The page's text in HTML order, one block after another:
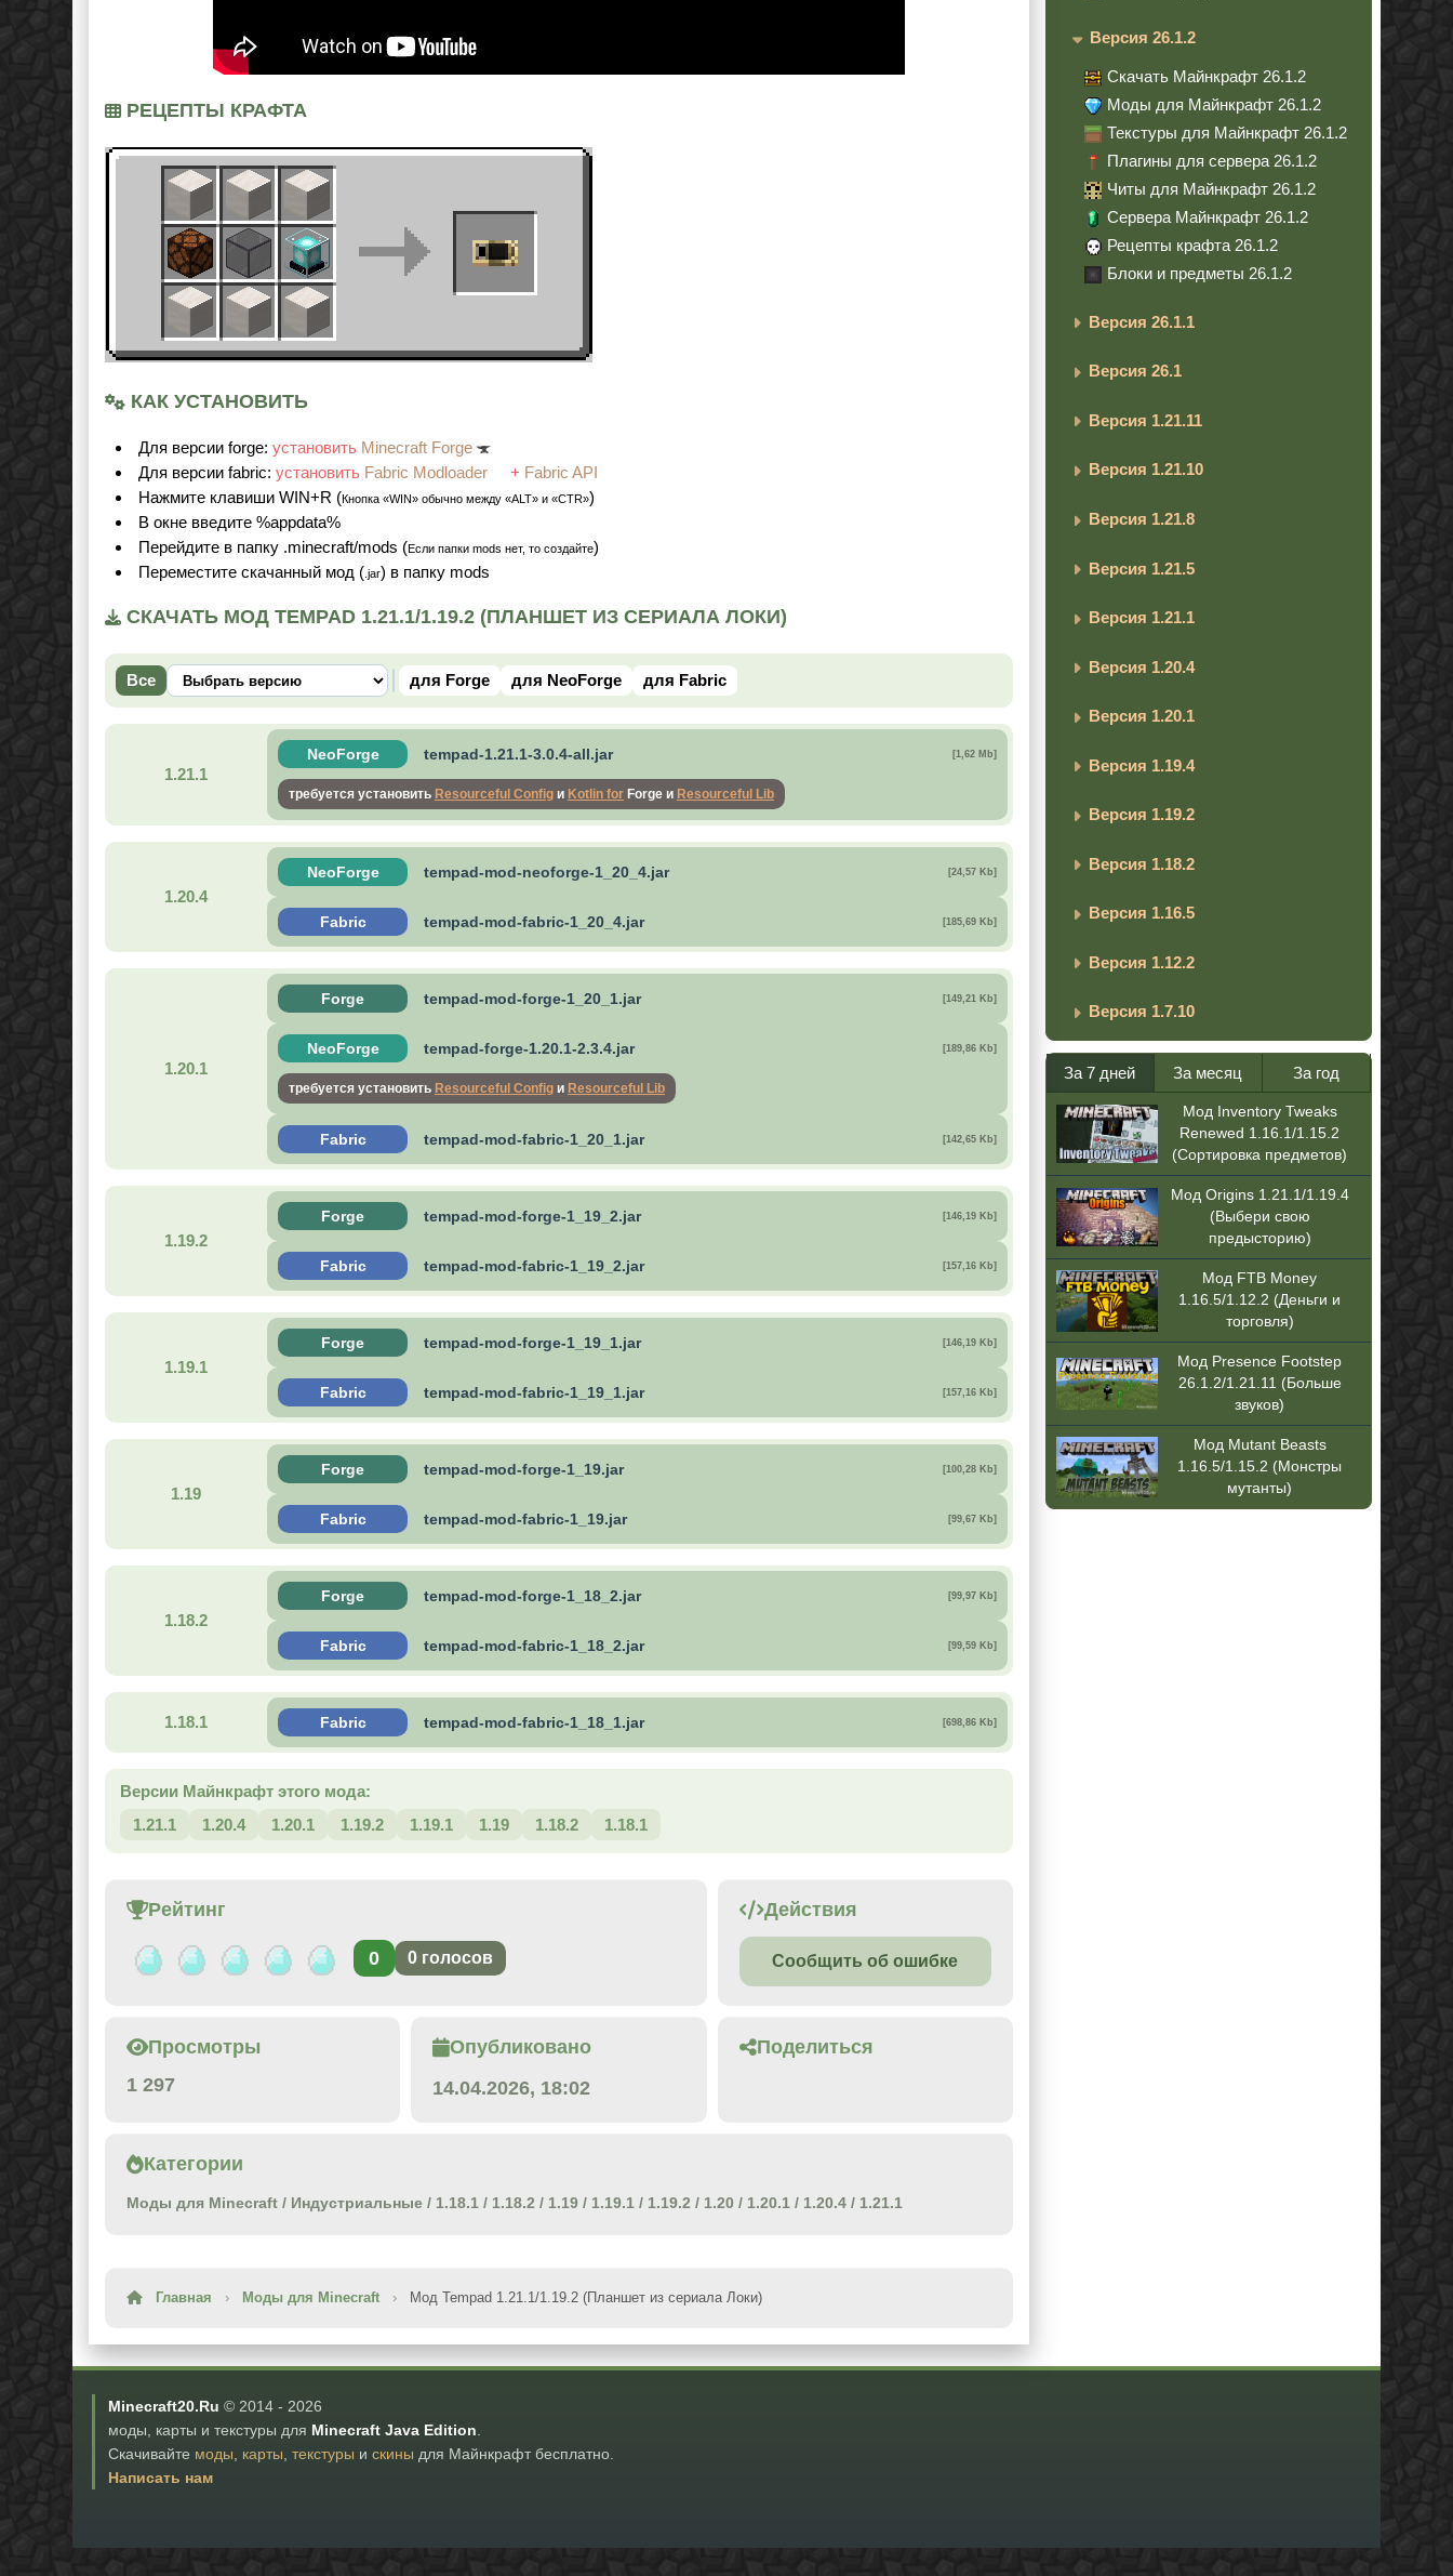
РЕЦЕПТЫ КРАФТА
КАК УСТАНОВИТЬ
Для версии forge: установить Minecraft Forge
Для версии fabric: установить Fabric Modloader + Fabric API
Нажмите клавиши WIN+R (Кнопка «WIN» обычно между «ALT» и «CTR»)
В окне введите %appdata%
Перейдите в папку .minecraft/mods (Если папки mods нет, то создайте)
Переместите скачанный мод ( .jar) в папку mods
СКАЧАТЬ МОД TEMPAD 1.21.1/1.19.2 (ПЛАНШЕТ ИЗ СЕРИАЛА ЛОКИ)
Все для Forge для NeoForge для Fabric
1.21.1
NeoForge tempad-1.21.1-3.0.4-all.jar [1,62 Mb]
требуется установить Resourceful Config и Kotlin for Forge и Resourceful Lib
1.20.4
NeoForge tempad-mod-neoforge-1_20_4.jar [24,57 Kb]
Fabric tempad-mod-fabric-1_20_4.jar [185,69 Kb]
1.20.1
Forge tempad-mod-forge-1_20_1.jar [149,21 Kb]
NeoForge tempad-forge-1.20.1-2.3.4.jar [189,86 Kb]
требуется установить Resourceful Config и Resourceful Lib
Fabric tempad-mod-fabric-1_20_1.jar [142,65 Kb]
1.19.2
Forge tempad-mod-forge-1_19_2.jar [146,19 Kb]
Fabric tempad-mod-fabric-1_19_2.jar [157,16 Kb]
1.19.1
Forge tempad-mod-forge-1_19_1.jar [146,19 Kb]
Fabric tempad-mod-fabric-1_19_1.jar [157,16 Kb]
1.19
Forge tempad-mod-forge-1_19.jar [100,28 Kb]
Fabric tempad-mod-fabric-1_19.jar [99,67 Kb]
1.18.2
Forge tempad-mod-forge-1_18_2.jar [99,97 Kb]
Fabric tempad-mod-fabric-1_18_2.jar [99,59 Kb]
1.18.1 Fabric tempad-mod-fabric-1_18_1.jar [698,86 Kb]
Версии Майнкрафт этого мода:
1.21.1
1.20.4 1.20.1 1.19.2 1.19.1 1.19 1.18.2 1.18.1
Рейтинг
0 0 голосов
Действия
Сообщить об ошибке
Просмотры
1 297
Опубликовано
14.04.2026, 18:02
Поделиться
Категории
Моды для Minecraft / Индустриальные / 1.18.1 / 1.18.2 / 1.19 / 1.19.1 / 1.19.2 / 1.20 / 1.20.1 / 1.20.4 / 1.21.1
Главная › Моды для Minecraft › Мод Tempad 1.21.1/1.19.2 (Планшет из сериала Локи)
Версия 26.1.2
Скачать Майнкрафт 26.1.2
Моды для Майнкрафт 26.1.2
Текстуры для Майнкрафт 26.1.2
Плагины для сервера 26.1.2
Читы для Майнкрафт 26.1.2
Сервера Майнкрафт 26.1.2
Рецепты крафта 26.1.2
Блоки и предметы 26.1.2
Версия 26.1.1
Версия 26.1
Версия 1.21.11
Версия 1.21.10
Версия 1.21.8
Версия 1.21.5
Версия 1.21.1
Версия 1.20.4
Версия 1.20.1
Версия 1.19.4
Версия 1.19.2
Версия 1.18.2
Версия 1.16.5
Версия 1.12.2
Версия 1.7.10
За 7 дней За месяц За год
Мод Inventory Tweaks
Renewed 1.16.1/1.15.2
(Сортировка предметов)
Мод Origins 1.21.1/1.19.4
(Выбери свою
предысторию)
Мод FTB Money
1.16.5/1.12.2 (Деньги и
торговля)
Мод Presence Footstep
26.1.2/1.21.11 (Больше
звуков)
Мод Mutant Beasts
1.16.5/1.15.2 (Монстры
мутанты)
Minecraft20.Ru © 2014 - 2026
моды, карты и текстуры для Minecraft Java Edition
Скачивайте моды карты текстуры и скины для Майнкрафт бесплатно.
Написать нам